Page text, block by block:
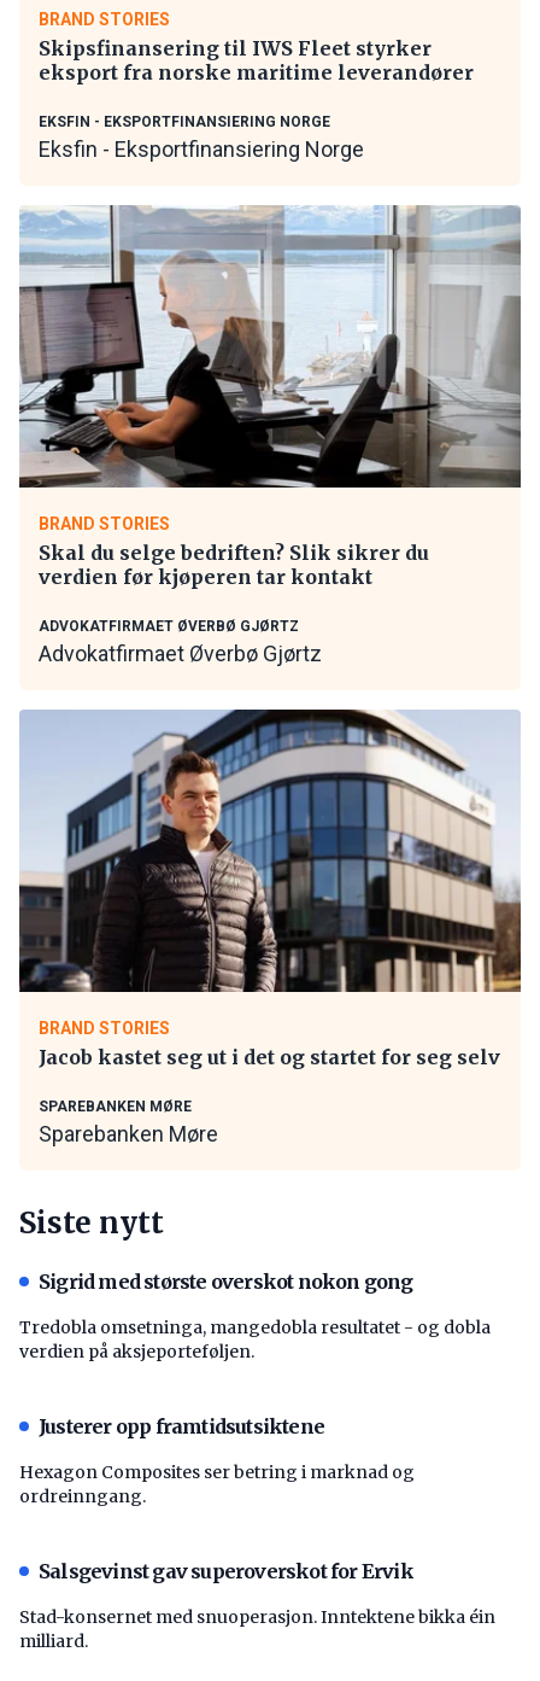
BRAND STORIES
Skipsfinansering til IWS Fleet styrker
eksport fra norske maritime leverandører
EKSFIN - EKSPORTFINANSIERING NORGE
Eksfin - Eksportfinansiering Norge
BRAND STORIES
Skal du selge bedriften? Slik sikrer du
verdien før kjøperen tar kontakt
ADVOKATFIRMAET ØVERBØ GJØRTZ
Advokatfirmaet Øverbø Gjørtz
BRAND STORIES
Jacob kastet seg ut i det og startet for seg selv
SPAREBANKEN MØRE
Sparebanken Møre
Siste nytt
Sigrid med største overskot nokon gong
Tredobla omsetninga, mangedobla resultatet - og dobla
verdien på aksjeporteføljen.
Justerer opp framtidsutsiktene
Hexagon Composites ser betring i marknad og
ordreinngang.
Salsgevinst gav superoverskot for Ervik
Stad-konsernet med snuoperasjon. Inntektene bikka éin
milliard.